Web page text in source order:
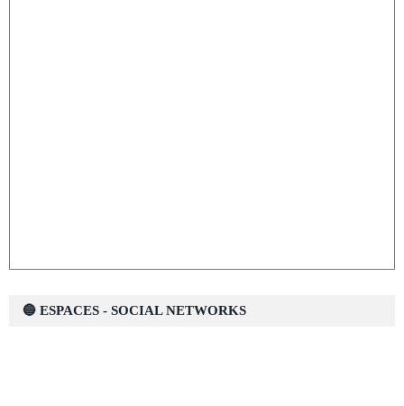
🔵 ESPACES - SOCIAL NETWORKS